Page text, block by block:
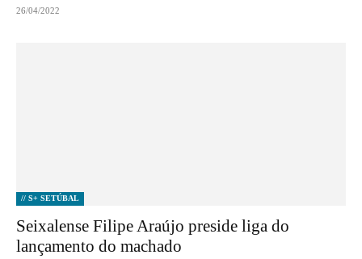
26/04/2022
// S+ SETÚBAL
Seixalense Filipe Araújo preside liga do
lançamento do machado